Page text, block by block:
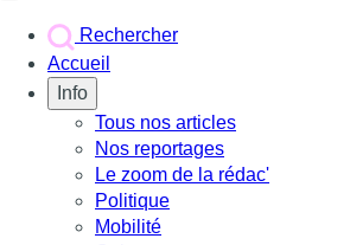
Rechercher
Accueil
Info
Tous nos articles
Nos reportages
Le zoom de la rédac'
Politique
Mobilité